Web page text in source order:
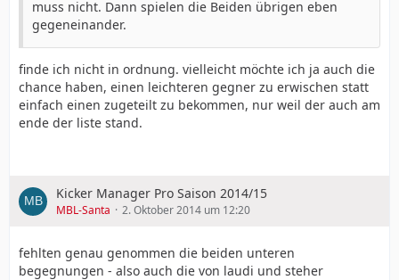
muss nicht. Dann spielen die Beiden übrigen eben
gegeneinander.
finde ich nicht in ordnung. vielleicht möchte ich ja auch die
chance haben, einen leichteren gegner zu erwischen statt
einfach einen zugeteilt zu bekommen, nur weil der auch am
ende der liste stand.
Kicker Manager Pro Saison 2014/15
MBL-Santa 2. Oktober 2014 um 12:20
fehlten genau genommen die beiden unteren
begegnungen - also auch die von laudi und steher